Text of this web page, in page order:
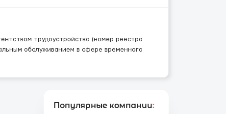
трудоустройства (номер реестра
обслуживанием в сфере временного
Популярные компании: